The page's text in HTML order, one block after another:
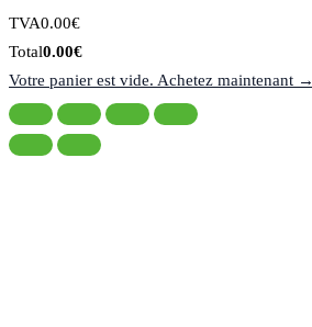
Montant
de
la
taxe:
TVA0.00€
Total
du
panier:
Total0.00€
Votre panier est vide. Achetez maintenant →